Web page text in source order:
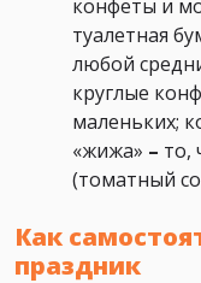
конфеты и
туалетная
любой
круглые
маленьких;
«жижа» – то,
(томатный
Как
праздник